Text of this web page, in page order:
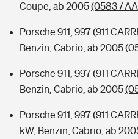
Coupe, ab 2005(0583 /
Porsche 911, 997 (911
Benzin, Cabrio, ab 2005
Porsche 911, 997 (911
Benzin, Cabrio, ab 2005
Porsche 911, 997 (911
kW, Benzin, Cabrio, ab